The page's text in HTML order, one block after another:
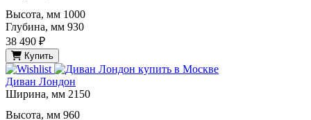
Высота, мм 1000
Глубина, мм 930
38 490 ₽
Купить
Диван Лондон
Ширина, мм 2150
Высота, мм 960